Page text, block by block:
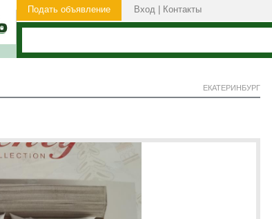
Подать объявление Вход Контакты
ЕКАТЕРИНБУРГ